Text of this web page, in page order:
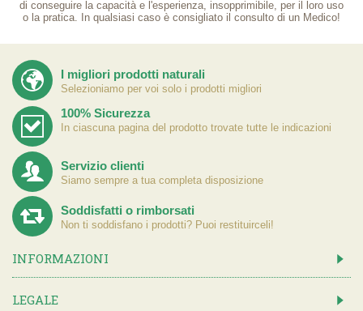
di conseguire la capacità e l'esperienza, insopprimibile, per il loro uso
o la pratica. In qualsiasi caso è consigliato il consulto di un Medico!
I migliori prodotti naturali
Selezioniamo per voi solo i prodotti migliori
100% Sicurezza
In ciascuna pagina del prodotto trovate tutte le indicazioni
Servizio clienti
Siamo sempre a tua completa disposizione
Soddisfatti o rimborsati
Non ti soddisfano i prodotti? Puoi restituirceli!
INFORMAZIONI
LEGALE